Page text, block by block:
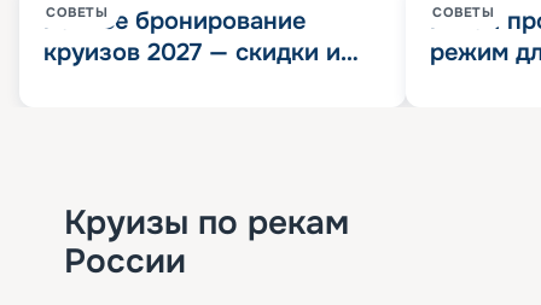
СОВЕТЫ
Раннее бронирование
круизов 2027 — скидки и
СОВЕТЫ
Китай
режим
Круизы по рекам
России